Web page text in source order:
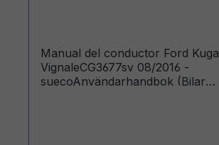
Manual del conductor Ford Kuga
VignaleCG3677sv 08/2016 -
suecoAnvändarhandbok (Bilar